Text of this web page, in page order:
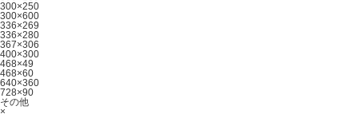
300×250
300×600
336×269
336×280
367×306
400×300
468×49
468×60
640×360
728×90
その他
×